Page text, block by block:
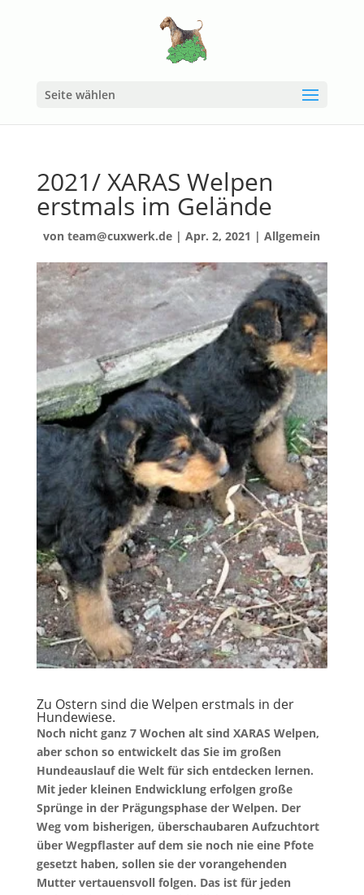
Seite wählen
2021/ XARAS Welpen
erstmals im Gelände
vonteam@cuxwerk.de |Apr. 2, 2021 |Allgemein
Zu Ostern sind die Welpen erstmals in der
Hundewiese.
Noch nicht ganz 7 Wochen alt sind XARAS Welpen,
aber schon so entwickelt das Sie im großen
Hundeauslauf die Welt für sich entdecken lernen.
Mit jeder kleinen Endwicklung erfolgen große
Sprünge in der Prägungsphase der Welpen. Der
Weg vom bisherigen, überschaubaren Aufzuchtort
über Wegpflaster auf dem sie noch nie eine Pfote
gesetzt haben, sollen sie der vorangehenden
Mutter vertauensvoll folgen. Das ist für jeden